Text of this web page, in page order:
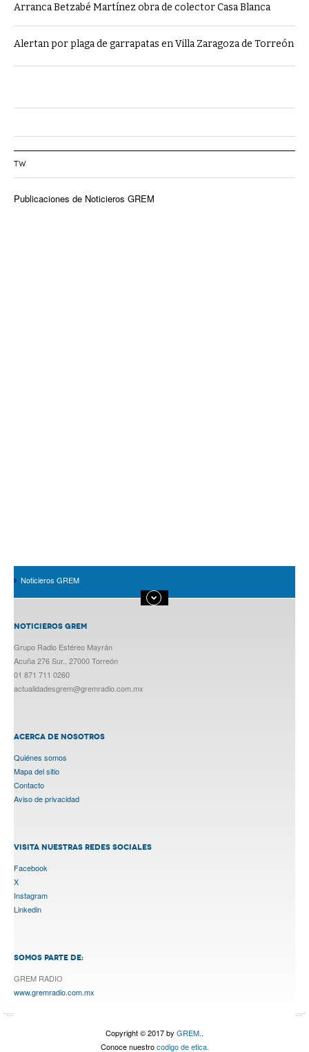
Arranca Betzabé Martínez obra de colector Casa Blanca
Alertan por plaga de garrapatas en Villa Zaragoza de Torreón
TW
Publicaciones de Noticieros GREM
Noticieros GREM
NOTICIEROS GREM
Grupo Radio Estéreo Mayrán
Acuña 276 Sur., 27000 Torreón
01 871 711 0260
actualidadesgrem@gremradio.com.mx
ACERCA DE NOSOTROS
Quiénes somos
Mapa del sitio
Contacto
Aviso de privacidad
VISITA NUESTRAS REDES SOCIALES
Facebook
X
Instagram
Linkedin
SOMOS PARTE DE:
GREM RADIO
www.gremradio.com.mx
Copyright © 2017 by GREM..
Conoce nuestrocodigo de etica.